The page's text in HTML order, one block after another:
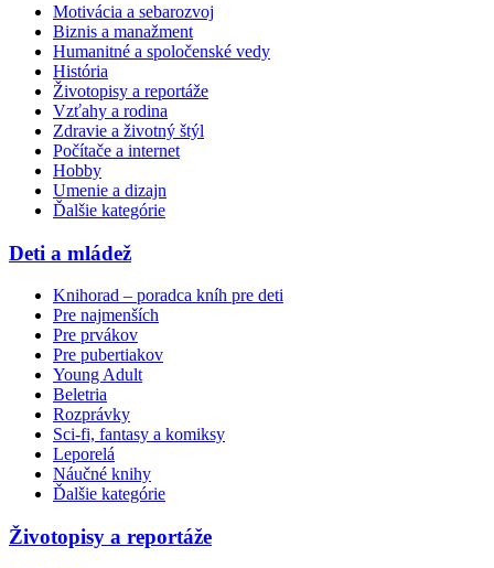
Motivácia a sebarozvoj
Biznis a manažment
Humanitné a spoločenské vedy
História
Životopisy a reportáže
Vzťahy a rodina
Zdravie a životný štýl
Počítače a internet
Hobby
Umenie a dizajn
Ďalšie kategórie
Deti a mládež
Knihorad – poradca kníh pre deti
Pre najmenších
Pre prvákov
Pre pubertiakov
Young Adult
Beletria
Rozprávky
Sci-fi, fantasy a komiksy
Leporelá
Náučné knihy
Ďalšie kategórie
Životopisy a reportáže